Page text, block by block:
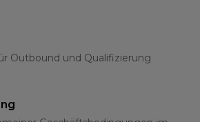
Outbound und Qualifizierung